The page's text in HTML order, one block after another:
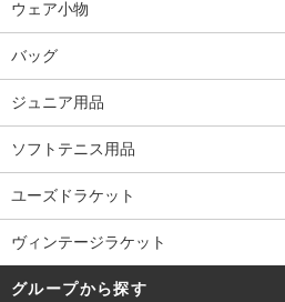
ウェア小物
バッグ
ジュニア用品
ソフトテニス用品
ユーズドラケット
ヴィンテージラケット
グループから探す